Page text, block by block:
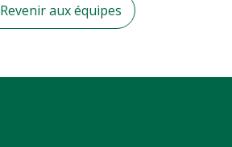
Revenir aux équipes